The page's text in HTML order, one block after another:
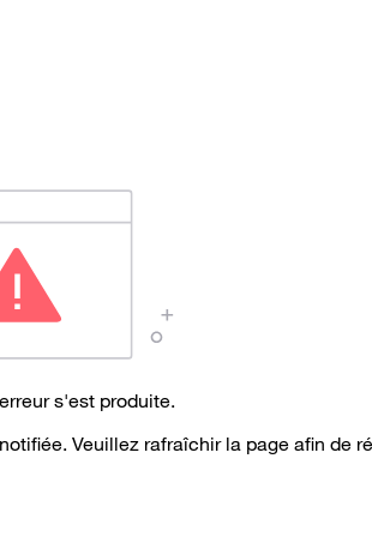
s'est produite.
Veuillez rafraîchir la page afin de